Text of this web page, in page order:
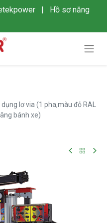
|
Hồ sơ năng
lơ via (1 pha,màu đỏ RAL
bánh xe)